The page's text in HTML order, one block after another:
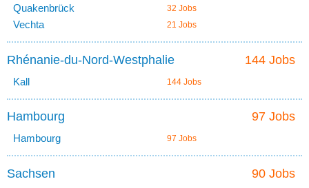
Quakenbrück 32 Jobs
Vechta 21 Jobs
144 Jobs
Rhénanie-du-Nord-Westphalie
Kall 144 Jobs
97 Jobs
Hambourg
Hambourg 97 Jobs
90 Jobs
Sachsen